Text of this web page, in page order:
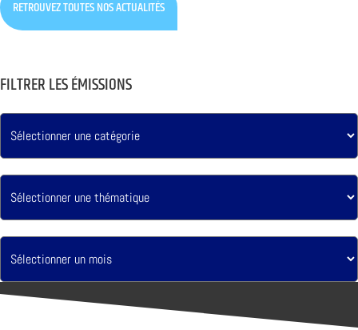
RETROUVEZ TOUTES NOS ACTUALITÉS
FILTRER LES ÉMISSIONS